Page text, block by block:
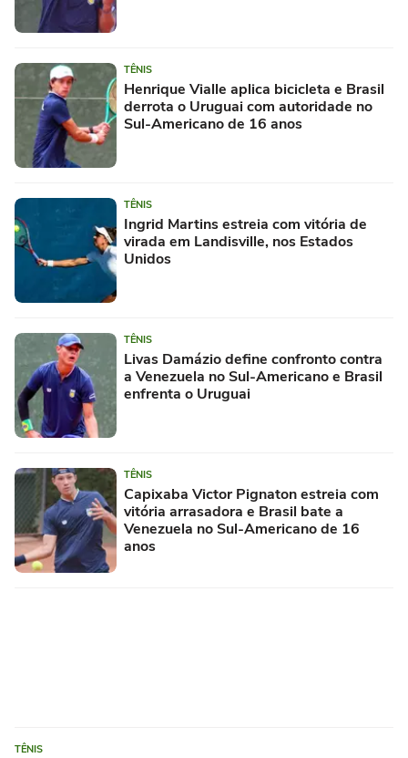
TÊNIS
Henrique Vialle aplica bicicleta e Brasil
derrota o Uruguai com autoridade no
Sul-Americano de 16 anos
TÊNIS
Ingrid Martins estreia com vitória de
virada em Landisville, nos Estados
Unidos
TÊNIS
Livas Damázio define confronto contra
a Venezuela no Sul-Americano e Brasil
enfrenta o Uruguai
TÊNIS
Capixaba Victor Pignaton estreia com
vitória arrasadora e Brasil bate a
Venezuela no Sul-Americano de 16
anos
TÊNIS